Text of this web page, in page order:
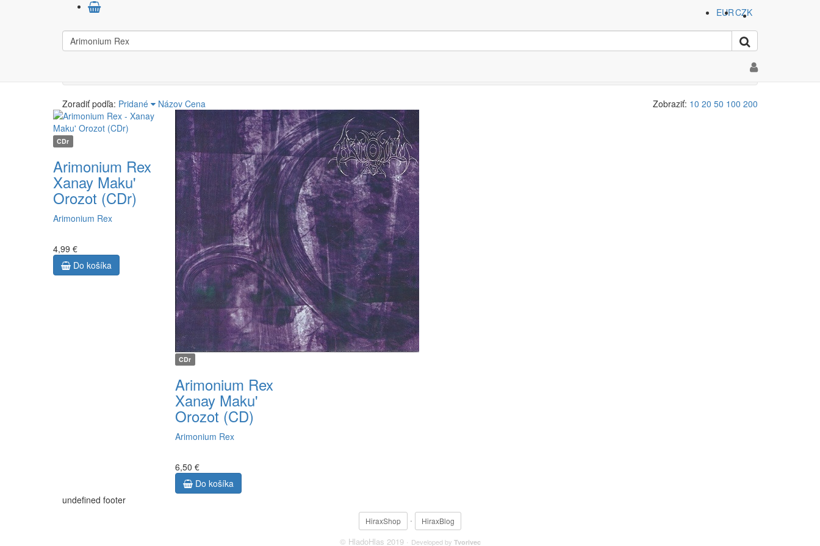
EURCZK
Výsledky vyhľadávania pre výraz"Arimonium Rex"
Zoradiť podľa: Pridané Názov Cena Zobraziť: 10 20 50 100 200
CDr
Arimonium Rex
Xanay Maku'
Orozot (CDr)
Arimonium Rex
4,99 €
Do košíka
CDr
Arimonium Rex
Xanay Maku'
Orozot (CD)
Arimonium Rex
6,50 €
Do košíka
undefined footer
HiraxShop · HiraxBlog
© HladoHlas 2019 · Developed by Tvorivec